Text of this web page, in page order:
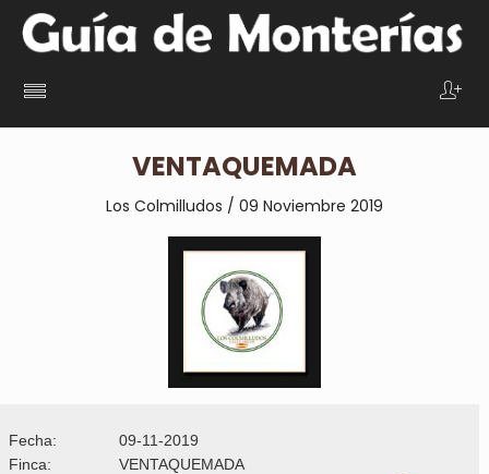
VENTAQUEMADA
Los Colmilludos / 09 Noviembre 2019
Fecha:
09-11-2019
Finca:
VENTAQUEMADA